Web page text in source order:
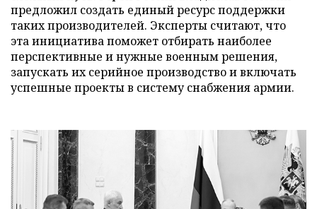
предложил создать единый ресурс поддержки
таких производителей. Эксперты считают, что
эта инициатива поможет отбирать наиболее
перспективные и нужные военным решения,
запускать их серийное производство и включать
успешные проекты в систему снабжения армии.